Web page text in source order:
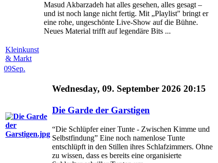
Masud Akbarzadeh hat alles gesehen, alles gesagt –
und ist noch lange nicht fertig. Mit „Playlist" bringt er
eine rohe, ungeschönte Live-Show auf die Bühne.
Neues Material trifft auf legendäre Bits ...
Kleinkunst
& Markt
09Sep.
Wednesday, 09. September 2026 20:15
Die Garde der Garstigen
“Die Schlüpfer einer Tunte - Zwischen Kimme und
Selbstfindung” Eine noch namenlose Tunte
entschlüpft in den Stillen ihres Schlafzimmers. Ohne
zu wissen, dass es bereits eine organisierte